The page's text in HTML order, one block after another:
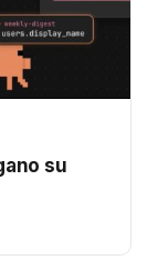
su